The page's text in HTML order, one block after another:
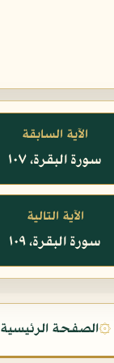
الآية السابقة
سورة البقرة، ١٠٧
الآية التالية
سورة البقرة، ١٠٩
۞الصفحة الرئيسية